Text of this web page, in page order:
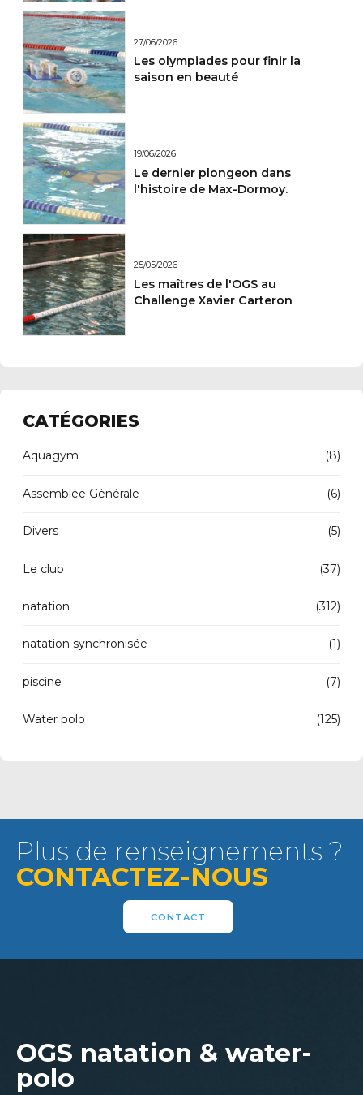
27/06/2026
Les olympiades pour finir la
saison en beauté
19/06/2026
Le dernier plongeon dans
l'histoire de Max-Dormoy.
25/05/2026
Les maîtres de l'OGS au
Challenge Xavier Carteron
CATÉGORIES
Aquagym (8)
Assemblée Générale (6)
Divers (5)
Le club (37)
natation (312)
natation synchronisée (1)
piscine (7)
Water polo (125)
Plus de renseignements ?
CONTACTEZ-NOUS
CONTACT
OGS natation & water-
polo